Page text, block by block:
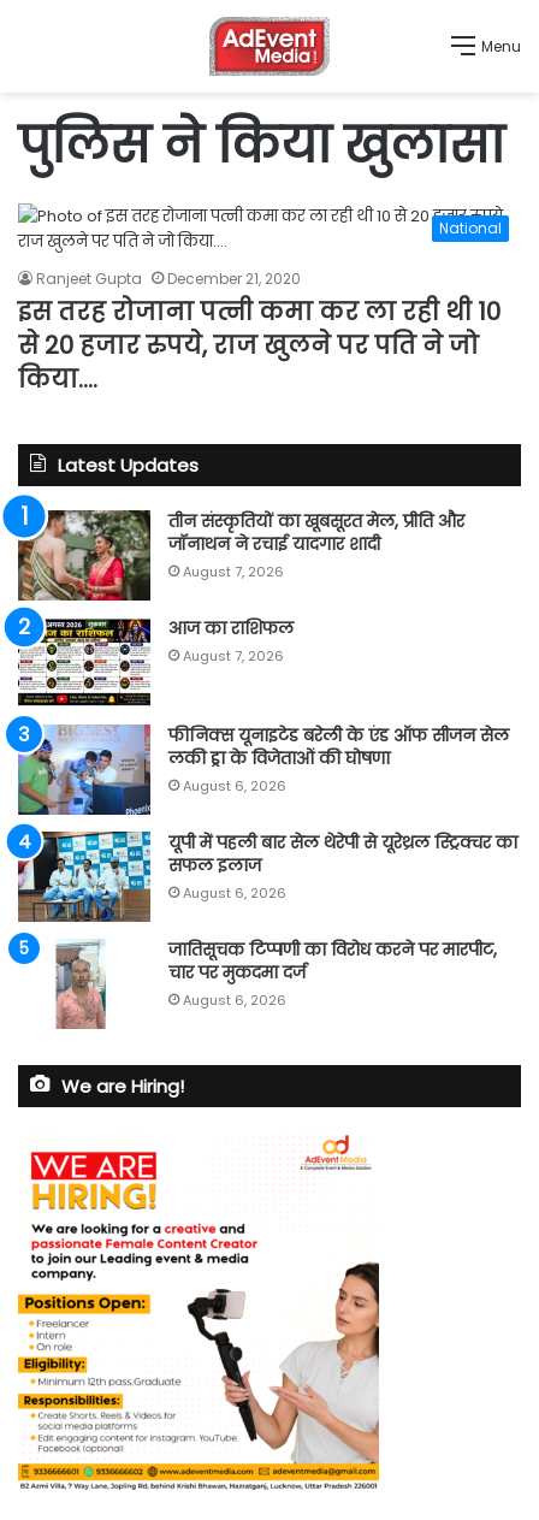
Menu
पुलिस ने किया खुलासा
National
Ranjeet Gupta December 21, 2020
इस तरह रोजाना पत्नी कमा कर ला रही थी 10
से 20 हजार रुपये, राज खुलने पर पति ने जो
किया….
Latest Updates
तीन संस्कृतियों का खूबसूरत मेल, प्रीति और
जॉनाथन ने रचाई यादगार शादी
August 7, 2026
आज का राशिफल
August 7, 2026
फीनिक्स यूनाइटेड बरेली के एंड ऑफ सीजन सेल
लकी ड्रा के विजेताओं की घोषणा
August 6, 2026
यूपी में पहली बार सेल थेरेपी से यूरेथ्रल स्ट्रिक्चर का
सफल इलाज
August 6, 2026
जातिसूचक टिप्पणी का विरोध करने पर मारपीट,
चार पर मुकदमा दर्ज
August 6, 2026
We are Hiring!